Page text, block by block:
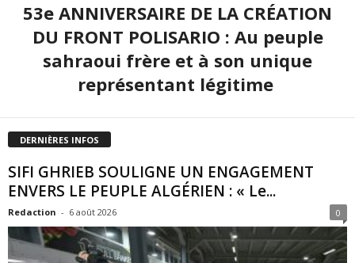
53e ANNIVERSAIRE DE LA CRÉATION
DU FRONT POLISARIO : Au peuple
sahraoui frère et à son unique
représentant légitime
DERNIÈRES INFOS
SIFI GHRIEB SOULIGNE UN ENGAGEMENT
ENVERS LE PEUPLE ALGÉRIEN : « Le...
Redaction - 6 août 2026 0